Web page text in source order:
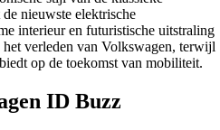
nieuwste elektrische
interieur en futuristische uitstraling
verleden van Volkswagen, terwijl
op de toekomst van mobiliteit.
ID Buzz